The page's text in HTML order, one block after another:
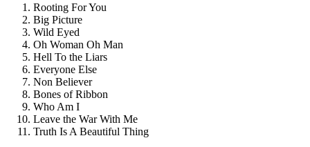
Rooting For You
Big Picture
Wild Eyed
Oh Woman Oh Man
Hell To the Liars
Everyone Else
Non Believer
Bones of Ribbon
Who Am I
Leave the War With Me
Truth Is A Beautiful Thing